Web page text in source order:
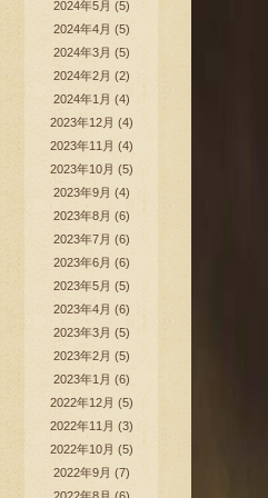
2024年5月 (5)
2024年4月 (5)
2024年3月 (5)
2024年2月 (2)
2024年1月 (4)
2023年12月 (4)
2023年11月 (4)
2023年10月 (5)
2023年9月 (4)
2023年8月 (6)
2023年7月 (6)
2023年6月 (6)
2023年5月 (5)
2023年4月 (6)
2023年3月 (5)
2023年2月 (5)
2023年1月 (6)
2022年12月 (5)
2022年11月 (3)
2022年10月 (5)
2022年9月 (7)